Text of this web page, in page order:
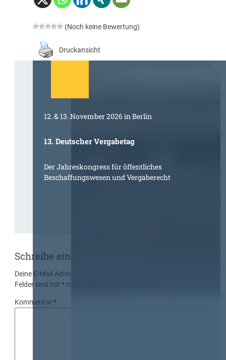
(Noch keine Bewertung)
Druckansicht
12. & 13. November 2026 in Berlin
13. Deutscher Vergabetag
Der Jahreskongress für öffentliches
Beschaffungswesen und Vergaberecht
Schreibe einen Kommentar
Deine E-Mail-Adresse wird nicht veröffentlicht.
Felder sind mit* markiert
Kommentar*